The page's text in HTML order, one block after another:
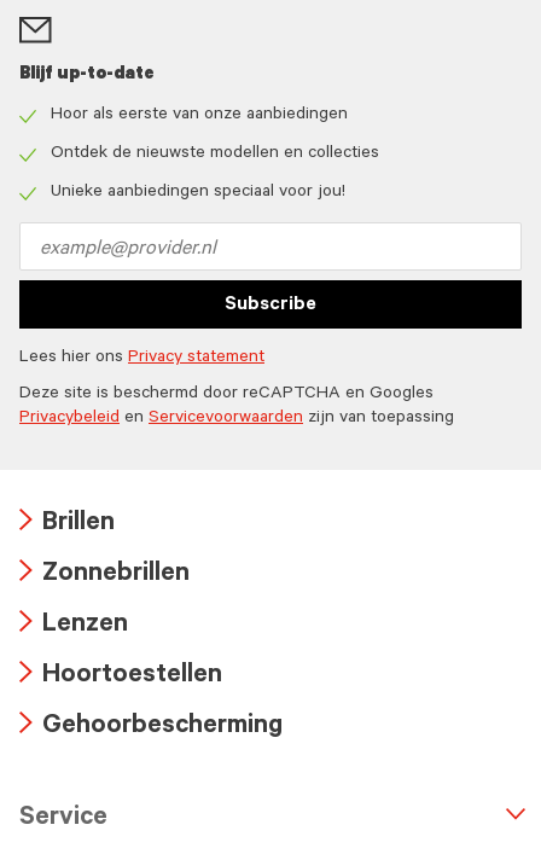
Blijf up-to-date
icon
Hoor als eerste van onze aanbiedingen
icon
Ontdek de nieuwste modellen en collecties
Unieke aanbiedingen speciaal voor jou!
address
Subscribe
Lees hier ons Privacy statement
Deze site is beschermd door reCAPTCHA en Googles
Privacybeleid en Servicevoorwaarden zijn van toepassing
icon
Brillen
icon
Zonnebrillen
icon
Lenzen
icon
Hoortoestellen
Gehoorbescherming
Service